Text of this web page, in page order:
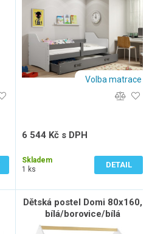
Volba matrace
6 544 Kč s DPH
Skladem
1 ks
DETAIL
Dětská postel Domi 80x160,
bílá/borovice/bílá